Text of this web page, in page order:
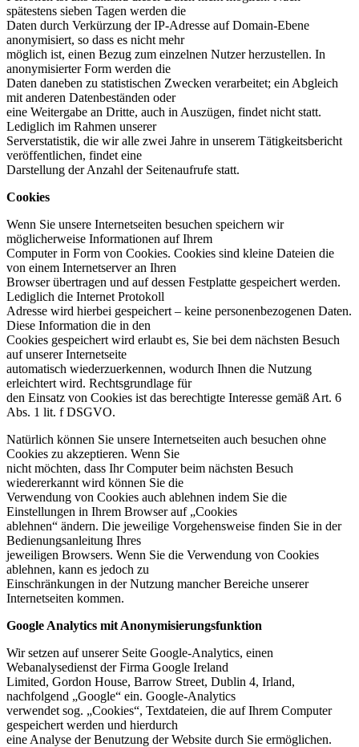
spätestens sieben Tagen werden die
Daten durch Verkürzung der IP-Adresse auf Domain-Ebene
anonymisiert, so dass es nicht mehr
möglich ist, einen Bezug zum einzelnen Nutzer herzustellen. In
anonymisierter Form werden die
Daten daneben zu statistischen Zwecken verarbeitet; ein Abgleich
mit anderen Datenbeständen oder
eine Weitergabe an Dritte, auch in Auszügen, findet nicht statt.
Lediglich im Rahmen unserer
Serverstatistik, die wir alle zwei Jahre in unserem Tätigkeitsbericht
veröffentlichen, findet eine
Darstellung der Anzahl der Seitenaufrufe statt.
Cookies
Wenn Sie unsere Internetseiten besuchen speichern wir
möglicherweise Informationen auf Ihrem
Computer in Form von Cookies. Cookies sind kleine Dateien die
von einem Internetserver an Ihren
Browser übertragen und auf dessen Festplatte gespeichert werden.
Lediglich die Internet Protokoll
Adresse wird hierbei gespeichert – keine personenbezogenen Daten.
Diese Information die in den
Cookies gespeichert wird erlaubt es, Sie bei dem nächsten Besuch
auf unserer Internetseite
automatisch wiederzuerkennen, wodurch Ihnen die Nutzung
erleichtert wird. Rechtsgrundlage für
den Einsatz von Cookies ist das berechtigte Interesse gemäß Art. 6
Abs. 1 lit. f DSGVO.
Natürlich können Sie unsere Internetseiten auch besuchen ohne
Cookies zu akzeptieren. Wenn Sie
nicht möchten, dass Ihr Computer beim nächsten Besuch
wiedererkannt wird können Sie die
Verwendung von Cookies auch ablehnen indem Sie die
Einstellungen in Ihrem Browser auf „Cookies
ablehnen“ ändern. Die jeweilige Vorgehensweise finden Sie in der
Bedienungsanleitung Ihres
jeweiligen Browsers. Wenn Sie die Verwendung von Cookies
ablehnen, kann es jedoch zu
Einschränkungen in der Nutzung mancher Bereiche unserer
Internetseiten kommen.
Google Analytics mit Anonymisierungsfunktion
Wir setzen auf unserer Seite Google-Analytics, einen
Webanalysedienst der Firma Google Ireland
Limited, Gordon House, Barrow Street, Dublin 4, Irland,
nachfolgend „Google“ ein. Google-Analytics
verwendet sog. „Cookies“, Textdateien, die auf Ihrem Computer
gespeichert werden und hierdurch
eine Analyse der Benutzung der Website durch Sie ermöglichen.